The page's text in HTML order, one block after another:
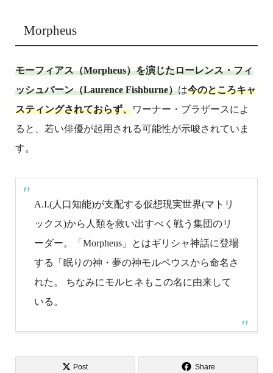
Morpheus
モーフィアス（Morpheus）を演じたローレンス・フィ
ッシュバーン（Laurence Fishburne）は今のところキャ
スティングされておらず、ワーナー・ブラザースによ
ると、若い俳優が起用される可能性が示唆されていま
す。
A.I.(人口知能)が支配する仮想現実世界(マトリ
ックス)から人類を救い出すべく戦う集団のリ
ーダー。「Morpheus」とはギリシャ神話に登場
する「眠りの神・夢の神モルペウスから命名さ
れた。 ちなみにモルヒネもこの名に由来して
いる。
Post Share